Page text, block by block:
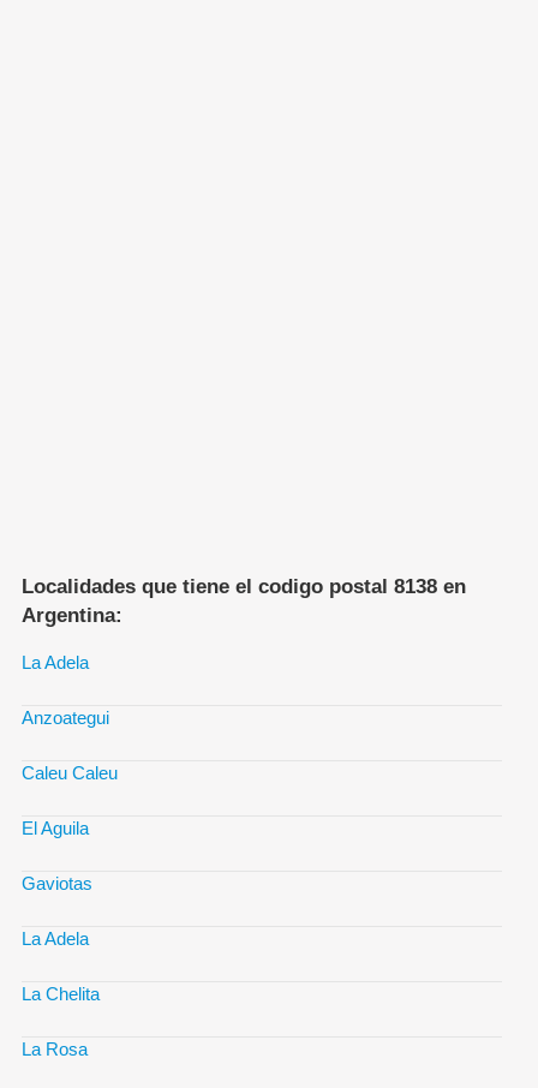
Localidades que tiene el codigo postal 8138 en
Argentina:
La Adela
Anzoategui
Caleu Caleu
El Aguila
Gaviotas
La Adela
La Chelita
La Rosa